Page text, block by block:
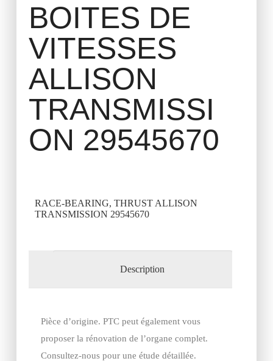
BOITES DE
VITESSES
ALLISON
TRANSMISSI
ON 29545670
RACE-BEARING, THRUST ALLISON
TRANSMISSION 29545670
Description
Pièce d’origine. PTC peut également vous
proposer la rénovation de l’organe complet.
Consultez-nous pour une étude détaillée.